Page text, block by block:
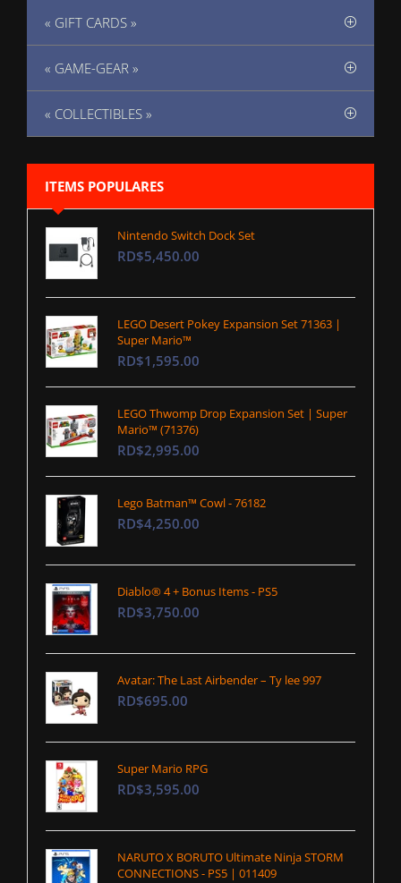
« GIFT CARDS »
« GAME-GEAR »
« COLLECTIBLES »
ITEMS POPULARES
Nintendo Switch Dock Set
RD$5,450.00
LEGO Desert Pokey Expansion Set 71363 |
Super Mario™
RD$1,595.00
LEGO Thwomp Drop Expansion Set | Super
Mario™ (71376)
RD$2,995.00
Lego Batman™ Cowl - 76182
RD$4,250.00
Diablo® 4 + Bonus Items - PS5
RD$3,750.00
Avatar: The Last Airbender – Ty lee 997
RD$695.00
Super Mario RPG
RD$3,595.00
NARUTO X BORUTO Ultimate Ninja STORM
CONNECTIONS - PS5 | 011409